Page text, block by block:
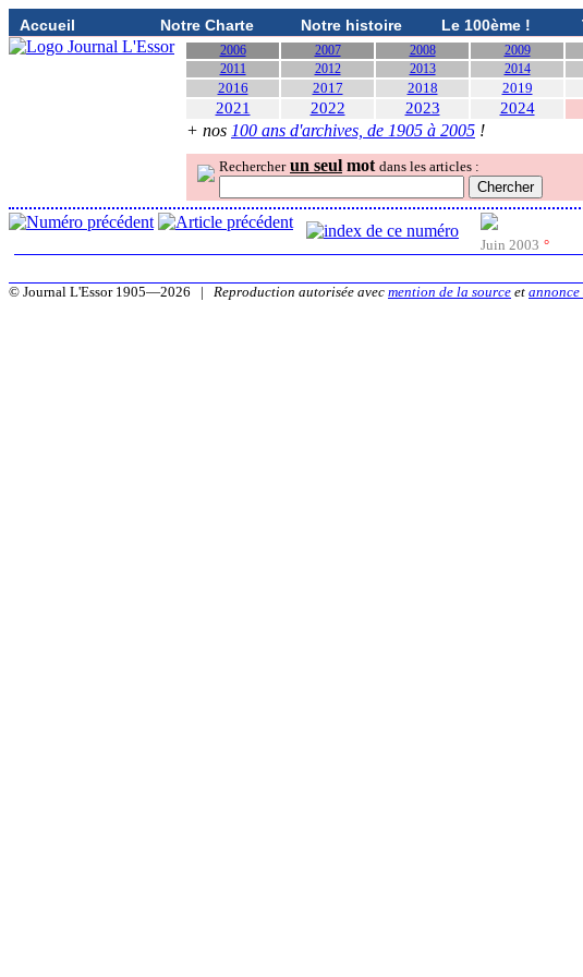
Accueil Notre Charte Notre histoire Le 100ème !
2006 2007 2008 2009
2011
2012 2013 2014
2016 2017 2018 2019
2021 2022 2023 2024
+ nos 100 ans d'archives, de 1905 à 2005 !
Rechercher un seul mot dans les articles :
Juin 2003 °
© Journal L'Essor 1905—2026 | Reproduction autorisée avec mention de la source et